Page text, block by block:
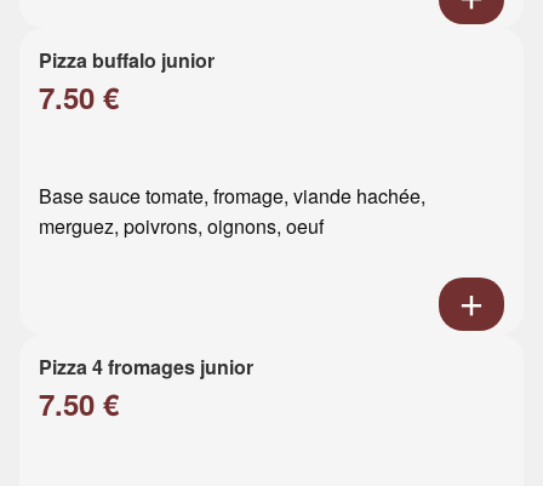
Pizza buffalo junior
7.50 €
Base sauce tomate, fromage, viande hachée,
merguez, poivrons, oignons, oeuf
Pizza 4 fromages junior
7.50 €